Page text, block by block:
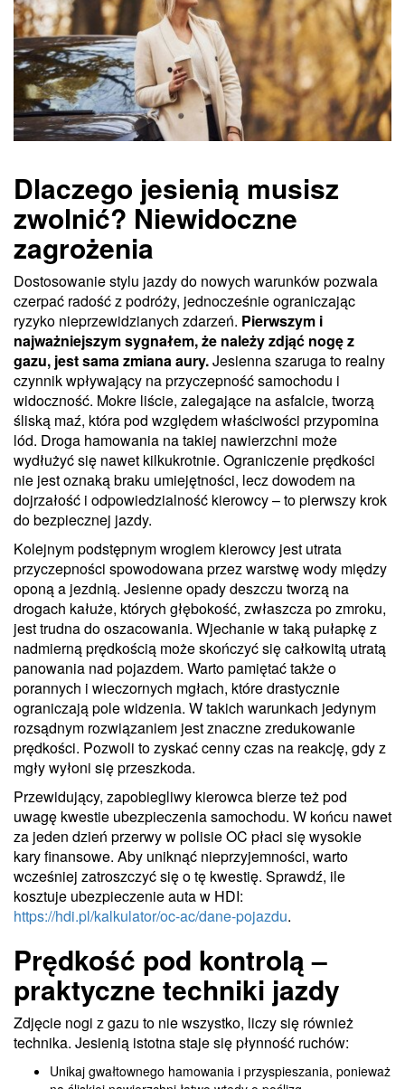
Dlaczego jesienią musisz
zwolnić? Niewidoczne
zagrożenia
Dostosowanie stylu jazdy do nowych warunków pozwala
czerpać radość z podróży, jednocześnie ograniczając
ryzyko nieprzewidzianych zdarzeń. Pierwszym i
najważniejszym sygnałem, że należy zdjąć nogę z
gazu, jest sama zmiana aury.Jesienna szaruga to realny
czynnik wpływający na przyczepność samochodu i
widoczność. Mokre liście, zalegające na asfalcie, tworzą
śliską maź, która pod względem właściwości przypomina
lód. Droga hamowania na takiej nawierzchni może
wydłużyć się nawet kilkukrotnie. Ograniczenie prędkości
nie jest oznaką braku umiejętności, lecz dowodem na
dojrzałość i odpowiedzialność kierowcy – to pierwszy krok
do bezpiecznej jazdy.
Kolejnym podstępnym wrogiem kierowcy jest utrata
przyczepności spowodowana przez warstwę wody między
oponą a jezdnią. Jesienne opady deszczu tworzą na
drogach kałuże, których głębokość, zwłaszcza po zmroku,
jest trudna do oszacowania. Wjechanie w taką pułapkę z
nadmierną prędkością może skończyć się całkowitą utratą
panowania nad pojazdem. Warto pamiętać także o
porannych i wieczornych mgłach, które drastycznie
ograniczają pole widzenia. W takich warunkach jedynym
rozsądnym rozwiązaniem jest znaczne zredukowanie
prędkości. Pozwoli to zyskać cenny czas na reakcję, gdy z
mgły wyłoni się przeszkoda.
Przewidujący, zapobiegliwy kierowca bierze też pod
uwagę kwestie ubezpieczenia samochodu. W końcu nawet
za jeden dzień przerwy w polisie OC płaci się wysokie
kary finansowe. Aby uniknąć nieprzyjemności, warto
wcześniej zatroszczyć się o tę kwestię. Sprawdź, ile
kosztuje ubezpieczenie auta w HDI:
https://hdi.pl/kalkulator/oc-ac/dane-pojazdu.
Prędkość pod kontrolą –
praktyczne techniki jazdy
Zdjęcie nogi z gazu to nie wszystko, liczy się również
technika. Jesienią istotna staje się płynność ruchów:
Unikaj gwałtownego hamowania i przyspieszania, ponieważ